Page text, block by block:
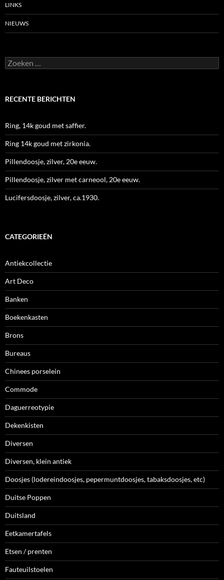
LINKS
NIEUWS
Zoeken
naar:
RECENTE BERICHTEN
Ring, 14k goud met saffier.
Ring 14k goud met zirkonia.
Pillendoosje, zilver, 20e eeuw.
Pillendoosje, zilver met carneool, 20e eeuw.
Lucifersdoosje, zilver, ca.1930.
CATEGORIEËN
Antiekcollectie
Art Deco
Banken
Boekenkasten
Brons
Bureaus
Chinees porselein
Commode
Daguerreotypie
Dekenkisten
Diversen
Diversen, klein antiek
Doosjes (lodereindoosjes, pepermuntdoosjes, tabaksdoosjes, etc)
Duitse Poppen
Duitsland
Eetkamertafels
Etsen / prenten
Fauteuilstoelen